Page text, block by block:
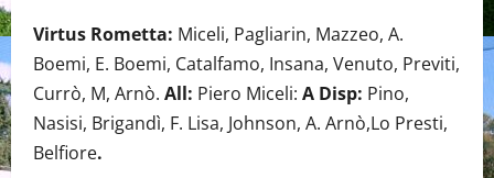
Virtus Rometta: Miceli, Pagliarin, Mazzeo, A.
Boemi, E. Boemi, Catalfamo, Insana, Venuto, Previti,
Currò, M, Arnò. All: Piero Miceli: A Disp: Pino,
Nasisi, Brigandì, F. Lisa, Johnson, A. Arnò,Lo Presti,
Belfiore.